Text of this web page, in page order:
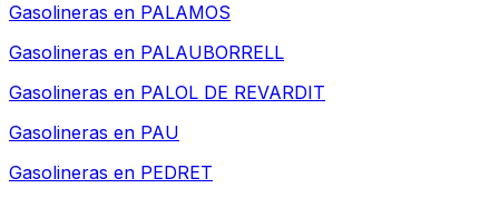
Gasolineras en PALAMOS
Gasolineras en PALAUBORRELL
Gasolineras en PALOL DE REVARDIT
Gasolineras en PAU
Gasolineras en PEDRET